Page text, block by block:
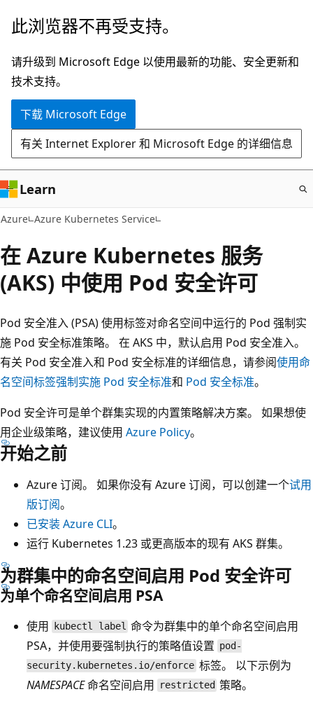
跳
主
要
内
此浏览器不再受支持。
请升级到 Microsoft Edge 以使用最新的功能、安全更新和
技术支持。
下载 Microsoft Edge
有关 Internet Explorer 和 Microsoft Edge 的详细信息
Learn
Azure Azure Kubernetes Service
在 Azure Kubernetes 服务
(AKS) 中使用 Pod 安全许可
Pod 安全准入 (PSA) 使用标签对命名空间中运行的 Pod 强制实
施 Pod 安全标准策略。 在 AKS 中，默认启用 Pod 安全准入。
有关 Pod 安全准入和 Pod 安全标准的详细信息，请参阅使用命
名空间标签强制实施 Pod 安全标准和 Pod 安全标准。
Pod 安全许可是单个群集实现的内置策略解决方案。 如果想使
用企业级策略，建议使用 Azure Policy。
开始之前
Azure 订阅。 如果你没有 Azure 订阅，可以创建一个试用
版订阅。
已安装 Azure CLI。
运行 Kubernetes 1.23 或更高版本的现有 AKS 群集。
为群集中的命名空间启用 Pod 安全许可
为单个命名空间启用 PSA
使用 kubectl label 命令为群集中的单个命名空间启用
PSA，并使用要强制执行的策略值设置 pod-
security.kubernetes.io/enforce 标签。 以下示例为
NAMESPACE命名空间启用 restricted 策略。